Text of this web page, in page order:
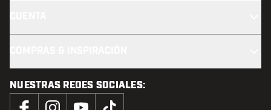
NUESTRAS REDES SOCIALES: